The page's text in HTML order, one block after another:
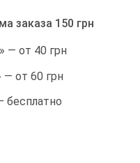
заказа 150 грн
— от 40 грн
от 60 грн
бесплатно